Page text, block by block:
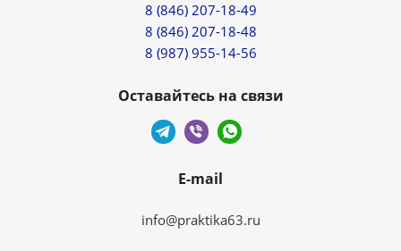
8 (846) 207-18-49
8 (846) 207-18-48
8 (987) 955-14-56
Оставайтесь на связи
E-mail
info@praktika63.ru